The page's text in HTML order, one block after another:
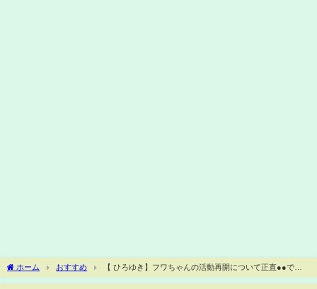
ホーム おすすめ
【 ひろゆき】フワちゃんの活動再開について正直●●で
す。この人絶対頭いいよね...【復帰/プロレス/活動再開/切り抜き/論破/ひろゆき切り抜